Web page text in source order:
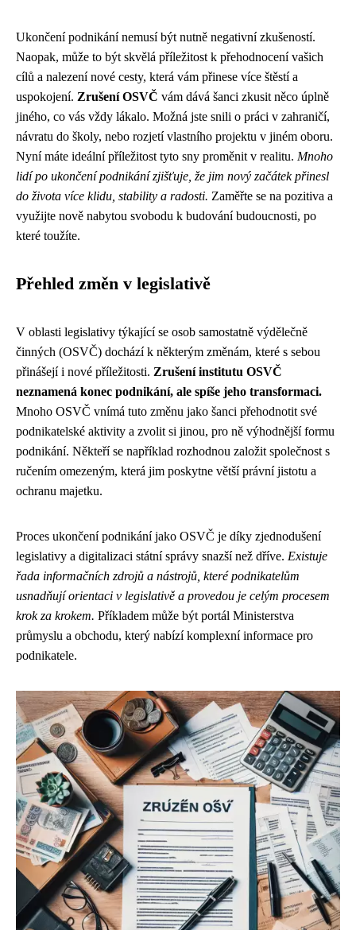
Ukončení podnikání nemusí být nutně negativní zkušeností.
Naopak, může to být skvělá příležitost k přehodnocení vašich
cílů a nalezení nové cesty, která vám přinese více štěstí a
uspokojení. Zrušení OSVČ vám dává šanci zkusit něco úplně
jiného, co vás vždy lákalo. Možná jste snili o práci v zahraničí,
návratu do školy, nebo rozjetí vlastního projektu v jiném oboru.
Nyní máte ideální příležitost tyto sny proměnit v realitu. Mnoho
lidí po ukončení podnikání zjišťuje, že jim nový začátek přinesl
do života více klidu, stability a radosti. Zaměřte se na pozitiva a
využijte nově nabytou svobodu k budování budoucnosti, po
které toužíte.
Přehled změn v legislativě
V oblasti legislativy týkající se osob samostatně výdělečně
činných (OSVČ) dochází k některým změnám, které s sebou
přinášejí i nové příležitosti. Zrušení institutu OSVČ
neznamená konec podnikání, ale spíše jeho transformaci.
Mnoho OSVČ vnímá tuto změnu jako šanci přehodnotit své
podnikatelské aktivity a zvolit si jinou, pro ně výhodnější formu
podnikání. Někteří se například rozhodnou založit společnost s
ručením omezeným, která jim poskytne větší právní jistotu a
ochranu majetku.
Proces ukončení podnikání jako OSVČ je díky zjednodušení
legislativy a digitalizaci státní správy snazší než dříve. Existuje
řada informačních zdrojů a nástrojů, které podnikatelům
usnadňují orientaci v legislativě a provedou je celým procesem
krok za krokem. Příkladem může být portál Ministerstva
průmyslu a obchodu, který nabízí komplexní informace pro
podnikatele.